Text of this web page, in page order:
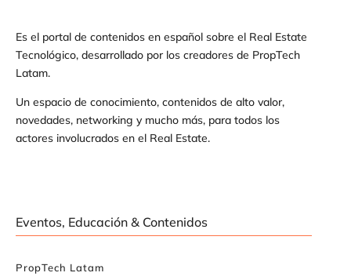
Es el portal de contenidos en español sobre el Real Estate
Tecnológico, desarrollado por los creadores de PropTech
Latam.
Un espacio de conocimiento, contenidos de alto valor,
novedades, networking y mucho más, para todos los
actores involucrados en el Real Estate.
Eventos, Educación & Contenidos
PropTech Latam